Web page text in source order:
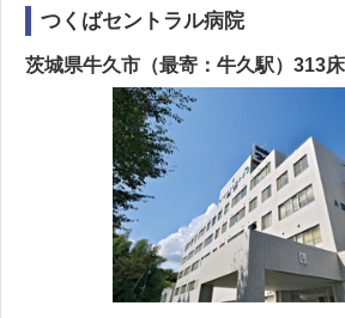
つくばセントラル病院
茨城県牛久市（最寄：牛久駅）313床